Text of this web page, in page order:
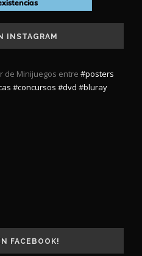
INSTAGRAM
de Minijuegos entre #posters
#concursos #dvd #bluray
FACEBOOK!